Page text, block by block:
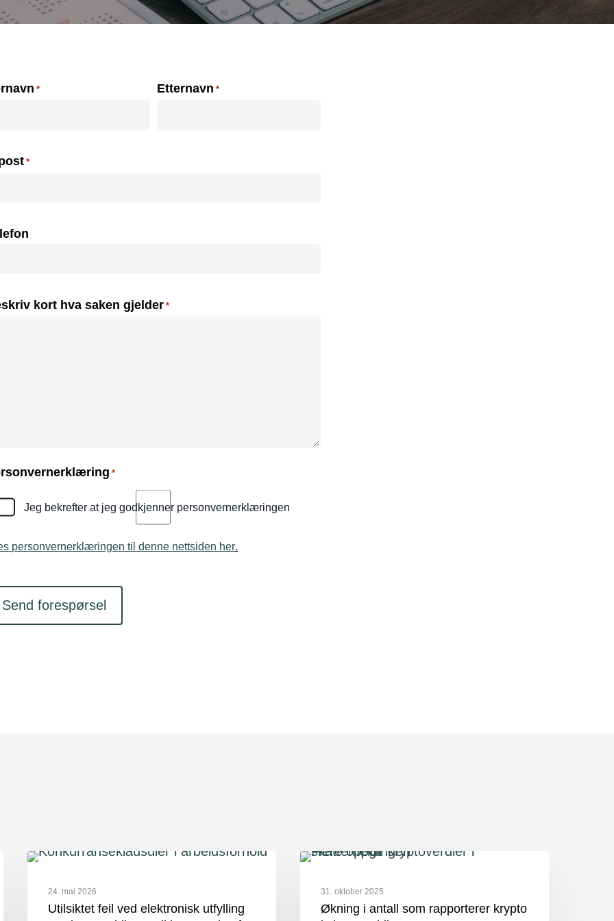
Etternavn
*
kort hva saken gjelder *
*
Jeg bekrefter at jeg godkjenner personvernerklæringen
personvernerklæringen til denne nettsiden her.
24. mai 2026
Utilsiktet feil ved elektronisk utfylling
31. oktober 2025
Økning i antall som rapporterer krypto